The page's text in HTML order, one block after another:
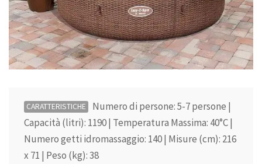
CARATTERISTICHE
Numero di persone: 5-7 persone |
Capacità (litri): 1190 | Temperatura Massima: 40°C |
Numero getti idromassaggio: 140 | Misure (cm): 216
x 71 | Peso (kg): 38